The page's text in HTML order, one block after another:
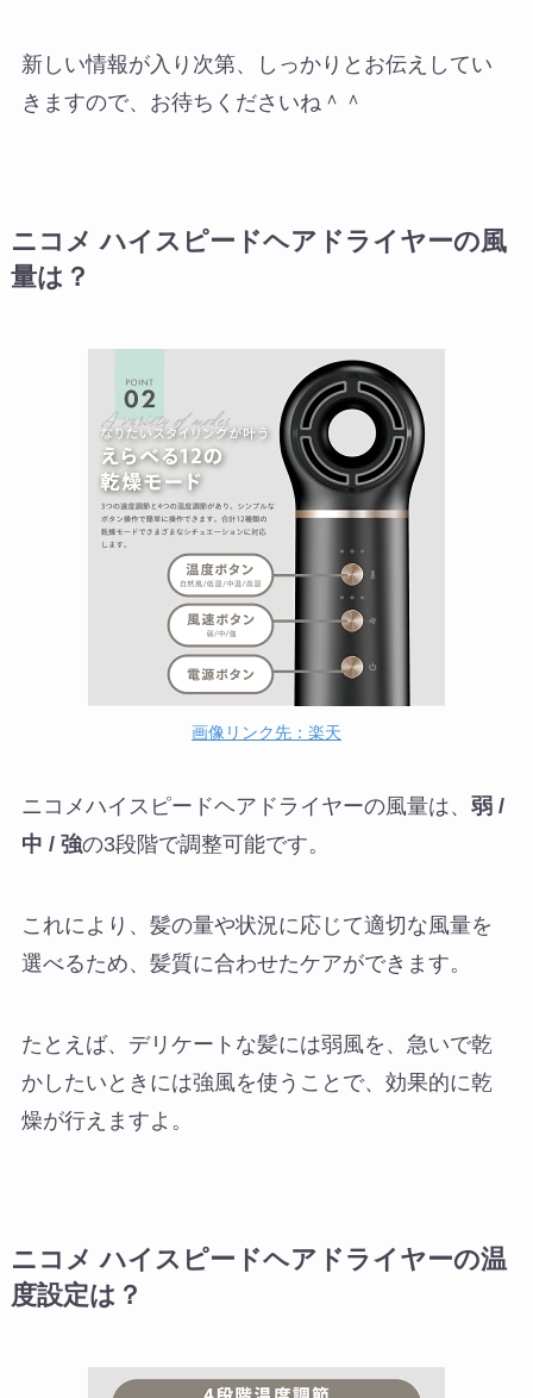
新しい情報が入り次第、しっかりとお伝えしてい
きますので、お待ちくださいね＾＾
ニコメ ハイスピードヘアドライヤーの風
量は？
画像リンク先：楽天
ニコメハイスピードヘアドライヤーの風量は、 弱 /
中 / 強の3段階で調整可能です。
これにより、髪の量や状況に応じて適切な風量を
選べるため、髪質に合わせたケアができます。
たとえば、デリケートな髪には弱風を、急いで乾
かしたいときには強風を使うことで、効果的に乾
燥が行えますよ。
ニコメ ハイスピードヘアドライヤーの温
度設定は？